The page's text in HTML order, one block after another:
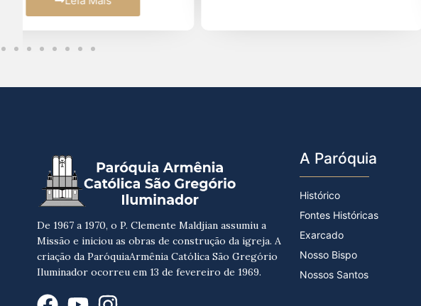
De 1967 a 1970, o P. Clemente Maldjian assumiu a
Missão e iniciou as obras de construção da igreja. A
criação da ParóquiaArmênia Católica São Gregório
Iluminador ocorreu em 13 de fevereiro de 1969.
A Paróquia
Histórico
Fontes Históricas
Exarcado
Nosso Bispo
Nossos Santos